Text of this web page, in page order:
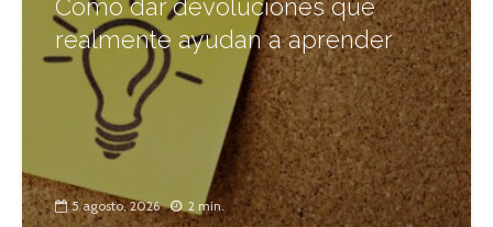
Cómo dar devoluciones que
realmente ayudan a aprender
5 agosto, 2026 2 min.